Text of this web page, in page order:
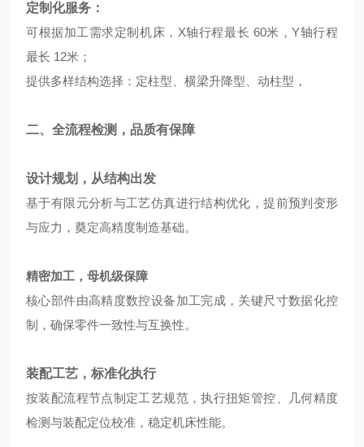
定制化服务：
可根据加工需求定制机床，X轴行程最长 60米，Y轴行程
最长 12米；
提供多样结构选择：定柱型、横梁升降型、动柱型，
二、全流程检测，品质有保障
设计规划，从结构出发
基于有限元分析与工艺仿真进行结构优化，提前预判变形
与应力，奠定高精度制造基础。
精密加工，母机级保障
核心部件由高精度数控设备加工完成，关键尺寸数据化控
制，确保零件一致性与互换性。
装配工艺，标准化执行
按装配流程节点制定工艺规范，执行扭矩管控、几何精度
检测与装配定位校准，稳定机床性能。